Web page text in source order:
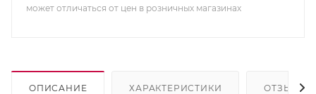
может отличаться от цен в розничных магазинах
ОПИСАНИЕ ХАРАКТЕРИСТИКИ ОТЗЫВЫ